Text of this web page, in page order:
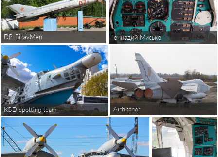
DP-BizavMen Геннадий Мисько
KGD spotting team Airhitcher